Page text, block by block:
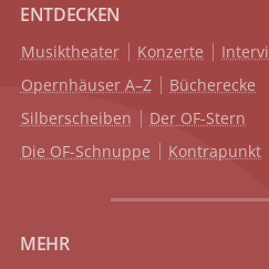
ENTDECKEN
Musiktheater Konzerte
Opernhäuser A–Z
Bücherecke
Silberscheiben
Der OF-Stern
Die OF-Schnuppe
Kontrapunkt
MEHR